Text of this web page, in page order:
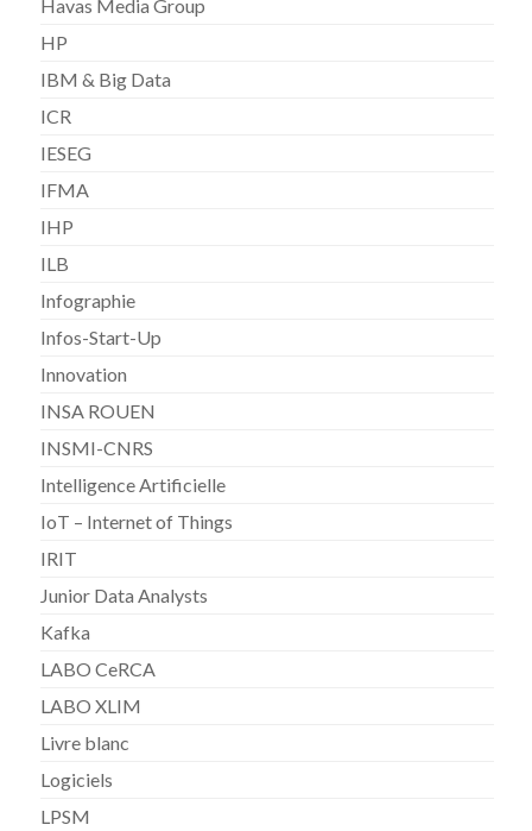
Havas Media Group
HP
IBM & Big Data
ICR
IESEG
IFMA
IHP
ILB
Infographie
Infos-Start-Up
Innovation
INSA ROUEN
INSMI-CNRS
Intelligence Artificielle
IoT – Internet of Things
IRIT
Junior Data Analysts
Kafka
LABO CeRCA
LABO XLIM
Livre blanc
Logiciels
LPSM